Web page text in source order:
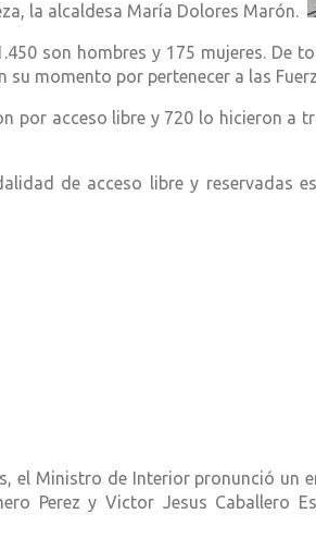
la alcaldesa María Dolores Marón.
son hombres y 175 mujeres. De
momento por pertenecer a las
por acceso libre y 720 lo hicieron
de acceso libre y reservadas
el Ministro de Interior pronunció
Perez y Victor Jesus Caballero